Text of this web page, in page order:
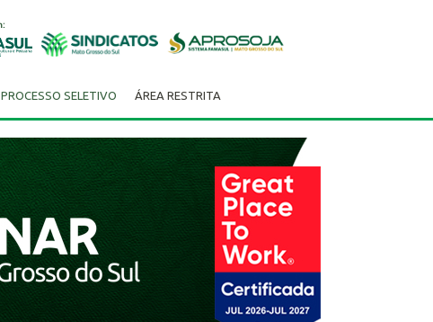
PROCESSO SELETIVO
ÁREA RESTRITA